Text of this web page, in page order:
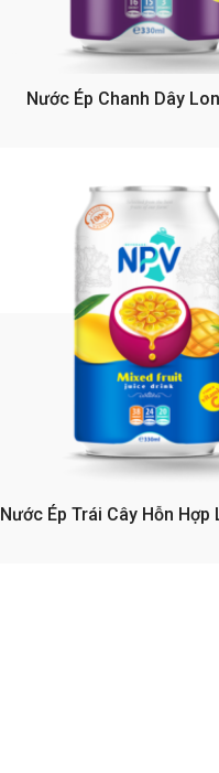
Nước Ép Chanh Dây
Nước Ép Trái Cây Hỗn Hợp